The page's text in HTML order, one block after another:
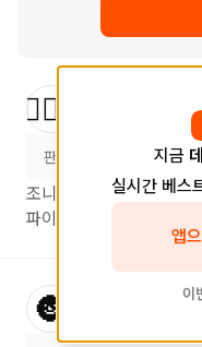
🙆🏻‍♂️
판매처 (주류상
조니워커 블루와 흡사하
파이시하고 은은한 피니
🌚
지금
실시간 베스
앱
이